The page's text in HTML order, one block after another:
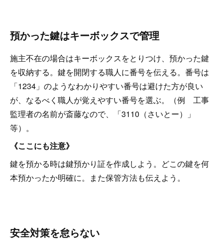
預かった鍵はキーボックスで管理
施主不在の場合はキーボックスをとりつけ、預かった鍵
を収納する。鍵を開閉する職人に番号を伝える。番号は
「1234」のようなわかりやすい番号は避けた方が良い
が、なるべく職人が覚えやすい番号を選ぶ。（例 工事
監理者の名前が斎藤なので、「3110（さいとー）」
等）。
《ここにも注意》
鍵を預かる時は鍵預かり証を作成しよう。どこの鍵を何
本預かったか明確に。また保管方法も伝えよう。
安全対策を怠らない